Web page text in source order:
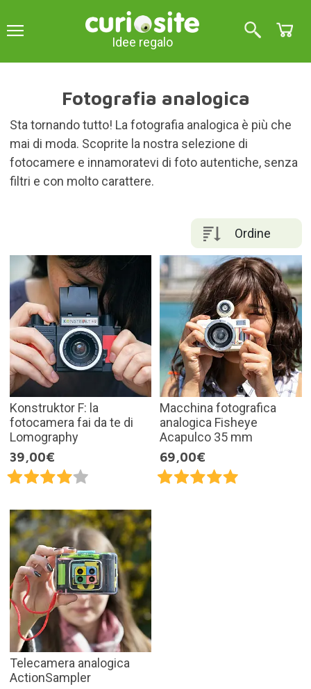
Idee regalo
Fotografia analogica
Sta tornando tutto! La fotografia analogica è più che
mai di moda. Scoprite la nostra selezione di
fotocamere e innamoratevi di foto autentiche, senza
filtri e con molto carattere.
Ordine
Konstruktor F: la
fotocamera fai da te di
Lomography
39,00€
Macchina fotografica
analogica Fisheye
Acapulco 35 mm
69,00€
Telecamera analogica
ActionSampler